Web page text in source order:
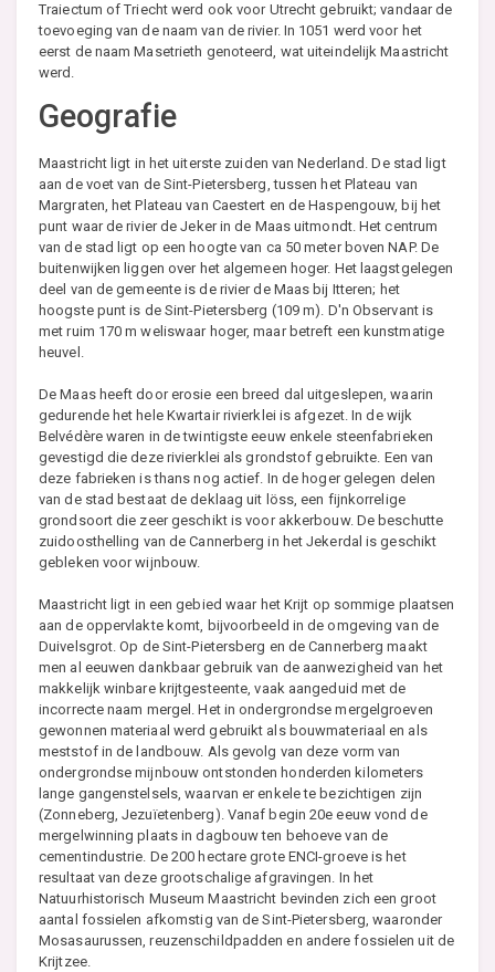
Traiectum of Triecht werd ook voor Utrecht gebruikt; vandaar de
toevoeging van de naam van de rivier. In 1051 werd voor het
eerst de naam Masetrieth genoteerd, wat uiteindelijk Maastricht
werd.
Geografie
Maastricht ligt in het uiterste zuiden van Nederland. De stad ligt
aan de voet van de Sint-Pietersberg, tussen het Plateau van
Margraten, het Plateau van Caestert en de Haspengouw, bij het
punt waar de rivier de Jeker in de Maas uitmondt. Het centrum
van de stad ligt op een hoogte van ca 50 meter boven NAP. De
buitenwijken liggen over het algemeen hoger. Het laagstgelegen
deel van de gemeente is de rivier de Maas bij Itteren; het
hoogste punt is de Sint-Pietersberg (109 m). D'n Observant is
met ruim 170 m weliswaar hoger, maar betreft een kunstmatige
heuvel.
De Maas heeft door erosie een breed dal uitgeslepen, waarin
gedurende het hele Kwartair rivierklei is afgezet. In de wijk
Belvédère waren in de twintigste eeuw enkele steenfabrieken
gevestigd die deze rivierklei als grondstof gebruikte. Een van
deze fabrieken is thans nog actief. In de hoger gelegen delen
van de stad bestaat de deklaag uit löss, een fijnkorrelige
grondsoort die zeer geschikt is voor akkerbouw. De beschutte
zuidoosthelling van de Cannerberg in het Jekerdal is geschikt
gebleken voor wijnbouw.
Maastricht ligt in een gebied waar het Krijt op sommige plaatsen
aan de oppervlakte komt, bijvoorbeeld in de omgeving van de
Duivelsgrot. Op de Sint-Pietersberg en de Cannerberg maakt
men al eeuwen dankbaar gebruik van de aanwezigheid van het
makkelijk winbare krijtgesteente, vaak aangeduid met de
incorrecte naam mergel. Het in ondergrondse mergelgroeven
gewonnen materiaal werd gebruikt als bouwmateriaal en als
meststof in de landbouw. Als gevolg van deze vorm van
ondergrondse mijnbouw ontstonden honderden kilometers
lange gangenstelsels, waarvan er enkele te bezichtigen zijn
(Zonneberg, Jezuïetenberg). Vanaf begin 20e eeuw vond de
mergelwinning plaats in dagbouw ten behoeve van de
cementindustrie. De 200 hectare grote ENCI-groeve is het
resultaat van deze grootschalige afgravingen. In het
Natuurhistorisch Museum Maastricht bevinden zich een groot
aantal fossielen afkomstig van de Sint-Pietersberg, waaronder
Mosasaurussen, reuzenschildpadden en andere fossielen uit de
Krijtzee.